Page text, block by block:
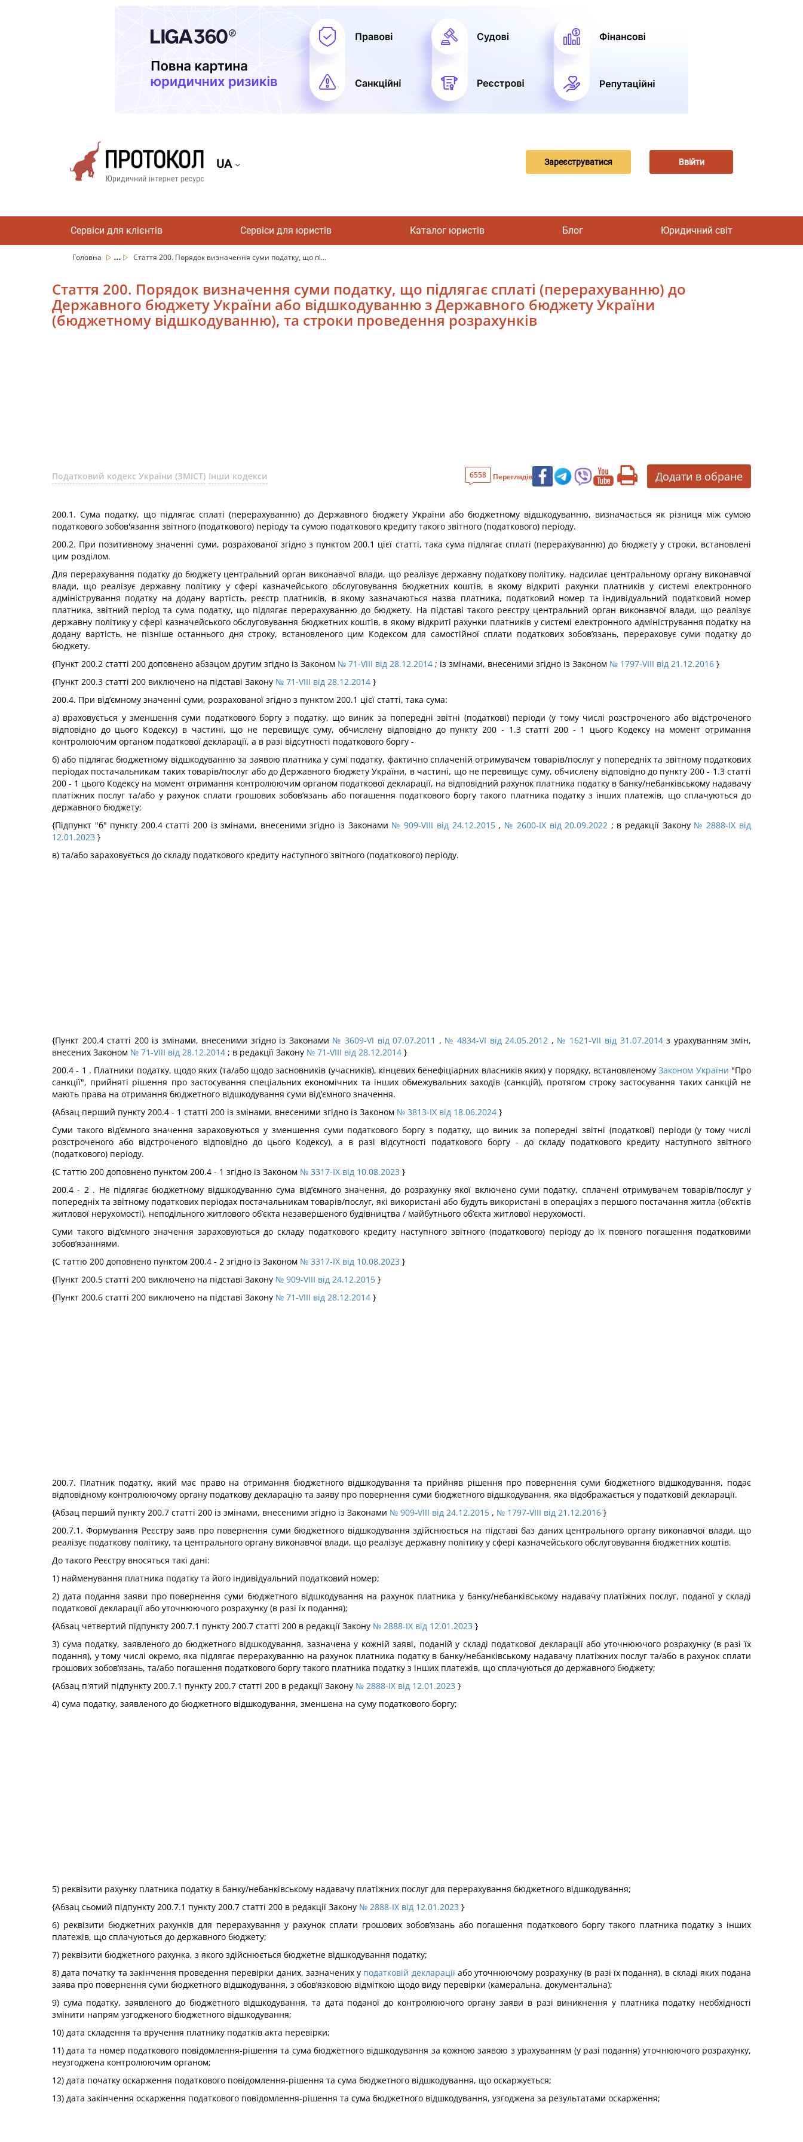
UA Зареєструватися Ввійти
Сервіси для клієнтів Сервіси для юристів Каталог юристів Блог Юридичний світ
Головна ... Стаття 200. Порядок визначення суми податку, що пі...
Стаття 200. Порядок визначення суми податку, що підлягає сплаті (перерахуванню) до
Державного бюджету України або відшкодуванню з Державного бюджету України
(бюджетному відшкодуванню), та строки проведення розрахунків
Податковий кодекс України (ЗМІСТ) Інши кодекси 6558 Переглядів Додати в обране
200.1. Сума податку, що підлягає сплаті (перерахуванню) до Державного бюджету України або бюджетному відшкодуванню, визначається як різниця між сумою
податкового зобов'язання звітного (податкового) періоду та сумою податкового кредиту такого звітного (податкового) періоду.
200.2. При позитивному значенні суми, розрахованої згідно з пунктом 200.1 цієї статті, така сума підлягає сплаті (перерахуванню) до бюджету у строки, встановлені
цим розділом.
Для перерахування податку до бюджету центральний орган виконавчої влади, що реалізує державну податкову політику, надсилає центральному органу виконавчої
влади, що реалізує державну політику у сфері казначейського обслуговування бюджетних коштів, в якому відкриті рахунки платників у системі електронного
адміністрування податку на додану вартість, реєстр платників, в якому зазначаються назва платника, податковий номер та індивідуальний податковий номер
платника, звітний період та сума податку, що підлягає перерахуванню до бюджету. На підставі такого реєстру центральний орган виконавчої влади, що реалізує
державну політику у сфері казначейського обслуговування бюджетних коштів, в якому відкриті рахунки платників у системі електронного адміністрування податку на
додану вартість, не пізніше останнього дня строку, встановленого цим Кодексом для самостійної сплати податкових зобов’язань, перераховує суми податку до
бюджету.
{Пункт 200.2 статті 200 доповнено абзацом другим згідно із Законом № 71-VIII від 28.12.2014 ; із змінами, внесеними згідно із Законом № 1797-VIII від 21.12.2016 }
{Пункт 200.3 статті 200 виключено на підставі Закону № 71-VIII від 28.12.2014 }
200.4. При від’ємному значенні суми, розрахованої згідно з пунктом 200.1 цієї статті, така сума:
а) враховується у зменшення суми податкового боргу з податку, що виник за попередні звітні (податкові) періоди (у тому числі розстроченого або відстроченого
відповідно до цього Кодексу) в частині, що не перевищує суму, обчислену відповідно до пункту 200 - 1.3 статті 200 - 1 цього Кодексу на момент отримання
контролюючим органом податкової декларації, а в разі відсутності податкового боргу -
б) або підлягає бюджетному відшкодуванню за заявою платника у сумі податку, фактично сплаченій отримувачем товарів/послуг у попередніх та звітному податкових
періодах постачальникам таких товарів/послуг або до Державного бюджету України, в частині, що не перевищує суму, обчислену відповідно до пункту 200 - 1.3 статті
200 - 1 цього Кодексу на момент отримання контролюючим органом податкової декларації, на відповідний рахунок платника податку в банку/небанківському надавачу
платіжних послуг та/або у рахунок сплати грошових зобов’язань або погашення податкового боргу такого платника податку з інших платежів, що сплачуються до
державного бюджету;
{Підпункт "б" пункту 200.4 статті 200 із змінами, внесеними згідно із Законами № 909-VIII від 24.12.2015, № 2600-IX від 20.09.2022 ; в редакції Закону № 2888-IX від
12.01.2023 }
в) та/або зараховується до складу податкового кредиту наступного звітного (податкового) періоду.
{Пункт 200.4 статті 200 із змінами, внесеними згідно із Законами № 3609-VI від 07.07.2011 , № 4834-VI від 24.05.2012 , № 1621-VII від 31.07.2014з урахуванням змін,
внесених Законом № 71-VIII від 28.12.2014 ; в редакції Закону № 71-VIII від 28.12.2014 }
200.4 - 1 . Платники податку, щодо яких (та/або щодо засновників (учасників), кінцевих бенефіціарних власників яких) у порядку, встановленомуЗаконом України "Про
санкції", прийняті рішення про застосування спеціальних економічних та інших обмежувальних заходів (санкцій), протягом строку застосування таких санкцій не
мають права на отримання бюджетного відшкодування суми від’ємного значення.
{Абзац перший пункту 200.4 - 1 статті 200 із змінами, внесеними згідно із Законом № 3813-IX від 18.06.2024 }
Суми такого від’ємного значення зараховуються у зменшення суми податкового боргу з податку, що виник за попередні звітні (податкові) періоди (у тому числі
розстроченого або відстроченого відповідно до цього Кодексу), а в разі відсутності податкового боргу - до складу податкового кредиту наступного звітного
(податкового) періоду.
{С таттю 200 доповнено пунктом 200.4 - 1 згідно із Законом № 3317-IX від 10.08.2023 }
200.4 - 2 . Не підлягає бюджетному відшкодуванню сума від’ємного значення, до розрахунку якої включено суми податку, сплачені отримувачем товарів/послуг у
попередніх та звітному податкових періодах постачальникам товарів/послуг, які використані або будуть використані в операціях з першого постачання житла (об’єктів
житлової нерухомості), неподільного житлового об’єкта незавершеного будівництва / майбутнього об’єкта житлової нерухомості.
Суми такого від’ємного значення зараховуються до складу податкового кредиту наступного звітного (податкового) періоду до їх повного погашення податковими
зобов’язаннями.
{С таттю 200 доповнено пунктом 200.4 - 2 згідно із Законом № 3317-IX від 10.08.2023 }
{Пункт 200.5 статті 200 виключено на підставі Закону № 909-VIII від 24.12.2015 }
{Пункт 200.6 статті 200 виключено на підставі Закону № 71-VIII від 28.12.2014 }
200.7. Платник податку, який має право на отримання бюджетного відшкодування та прийняв рішення про повернення суми бюджетного відшкодування, подає
відповідному контролюючому органу податкову декларацію та заяву про повернення суми бюджетного відшкодування, яка відображається у податковій декларації.
{Абзац перший пункту 200.7 статті 200 із змінами, внесеними згідно із Законами № 909-VIII від 24.12.2015 , № 1797-VIII від 21.12.2016 }
200.7.1. Формування Реєстру заяв про повернення суми бюджетного відшкодування здійснюється на підставі баз даних центрального органу виконавчої влади, що
реалізує податкову політику, та центрального органу виконавчої влади, що реалізує державну політику у сфері казначейського обслуговування бюджетних коштів.
До такого Реєстру вносяться такі дані:
1) найменування платника податку та його індивідуальний податковий номер;
2) дата подання заяви про повернення суми бюджетного відшкодування на рахунок платника у банку/небанківському надавачу платіжних послуг, поданої у складі
податкової декларації або уточнюючого розрахунку (в разі їх подання);
{Абзац четвертий підпункту 200.7.1 пункту 200.7 статті 200 в редакції Закону № 2888-IX від 12.01.2023 }
3) сума податку, заявленого до бюджетного відшкодування, зазначена у кожній заяві, поданій у складі податкової декларації або уточнюючого розрахунку (в разі їх
подання), у тому числі окремо, яка підлягає перерахуванню на рахунок платника податку в банку/небанківському надавачу платіжних послуг та/або в рахунок сплати
грошових зобов’язань, та/або погашення податкового боргу такого платника податку з інших платежів, що сплачуються до державного бюджету;
{Абзац п'ятий підпункту 200.7.1 пункту 200.7 статті 200 в редакції Закону № 2888-IX від 12.01.2023 }
4) сума податку, заявленого до бюджетного відшкодування, зменшена на суму податкового боргу;
5) реквізити рахунку платника податку в банку/небанківському надавачу платіжних послуг для перерахування бюджетного відшкодування;
{Абзац сьомий підпункту 200.7.1 пункту 200.7 статті 200 в редакції Закону № 2888-IX від 12.01.2023 }
6) реквізити бюджетних рахунків для перерахування у рахунок сплати грошових зобов’язань або погашення податкового боргу такого платника податку з інших
платежів, що сплачуються до державного бюджету;
7) реквізити бюджетного рахунка, з якого здійснюється бюджетне відшкодування податку;
8) дата початку та закінчення проведення перевірки даних, зазначених у податковій деклараціїабо уточнюючому розрахунку (в разі їх подання), в складі яких подана
заява про повернення суми бюджетного відшкодування, з обов’язковою відміткою щодо виду перевірки (камеральна, документальна);
9) сума податку, заявленого до бюджетного відшкодування, та дата поданої до контролюючого органу заяви в разі виникнення у платника податку необхідності
змінити напрям узгодженого бюджетного відшкодування;
10) дата складення та вручення платнику податків акта перевірки;
11) дата та номер податкового повідомлення-рішення та сума бюджетного відшкодування за кожною заявою з урахуванням (у разі подання) уточнюючого розрахунку,
неузгоджена контролюючим органом;
12) дата початку оскарження податкового повідомлення-рішення та сума бюджетного відшкодування, що оскаржується;
13) дата закінчення оскарження податкового повідомлення-рішення та сума бюджетного відшкодування, узгоджена за результатами оскарження;